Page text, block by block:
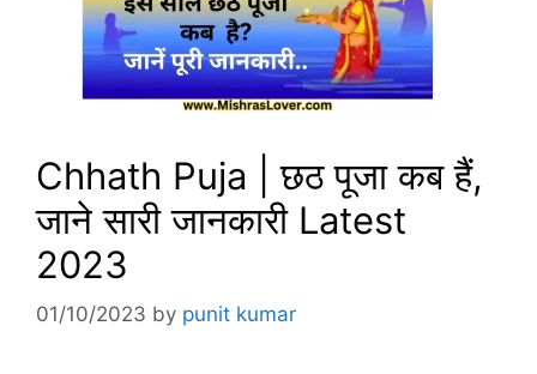
Chhath Puja | छठ पूजा कब हैं,
जाने सारी जानकारी Latest
2023
01/10/2023 by punit kumar